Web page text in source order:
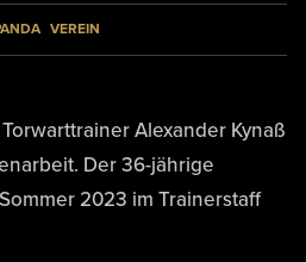
VEREIN
Alexander Kynaß
Der 36-jährige
2023 im Trainerstaff